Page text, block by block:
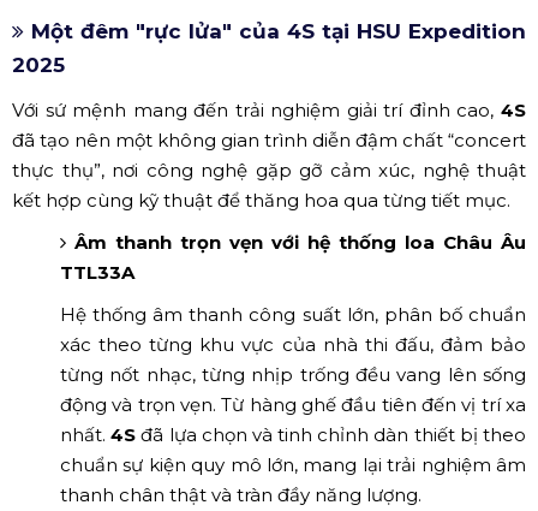
Một đêm "rực lửa" của 4S tại HSU Expedition
2025
Với sứ mệnh mang đến trải nghiệm giải trí đỉnh cao, 4S
đã tạo nên một không gian trình diễn đậm chất “concert
thực thụ”, nơi công nghệ gặp gỡ cảm xúc, nghệ thuật
kết hợp cùng kỹ thuật để thăng hoa qua từng tiết mục.
Âm thanh trọn vẹn với hệ thống loa Châu Âu
TTL33A
Hệ thống âm thanh công suất lớn, phân bố chuẩn
xác theo từng khu vực của nhà thi đấu, đảm bảo
từng nốt nhạc, từng nhịp trống đều vang lên sống
động và trọn vẹn. Từ hàng ghế đầu tiên đến vị trí xa
nhất.4Sđã lựa chọn và tinh chỉnh dàn thiết bị theo
chuẩn sự kiện quy mô lớn, mang lại trải nghiệm âm
thanh chân thật và tràn đầy năng lượng.